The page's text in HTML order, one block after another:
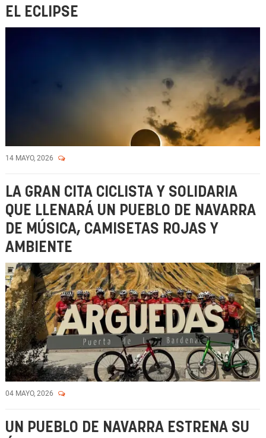
EL ECLIPSE
14 MAYO, 2026
LA GRAN CITA CICLISTA Y SOLIDARIA
QUE LLENARÁ UN PUEBLO DE NAVARRA
DE MÚSICA, CAMISETAS ROJAS Y
AMBIENTE
04 MAYO, 2026
UN PUEBLO DE NAVARRA ESTRENA SU